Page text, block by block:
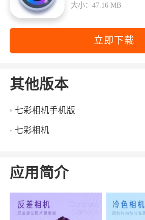
大小：47.16 MB
立即下载
其他版本
七彩相机手机版
七彩相机
应用简介